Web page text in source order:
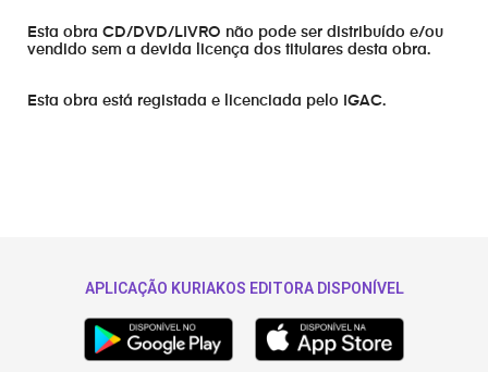
Esta obra CD/DVD/LIVRO não pode ser distribuído e/ou
vendido sem a devida licença dos titulares desta obra.
Esta obra está registada e licenciada pelo IGAC.
APLICAÇÃO KURIAKOS EDITORA DISPONÍVEL